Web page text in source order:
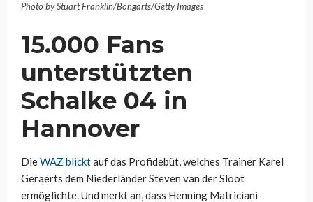
Photo by Stuart Franklin/Bongarts/Getty Images
15.000 Fans
unterstützten
Schalke 04 in
Hannover
DieWAZ blicktauf das Profidebüt, welches Trainer Karel
Geraerts dem Niederländer Steven van der Sloot
ermöglichte. Und merkt an, dass Henning Matriciani